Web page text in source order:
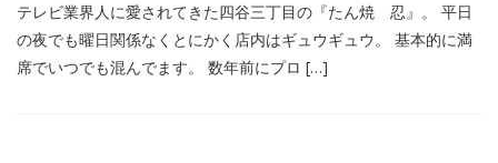
テレビ業界人に愛されてきた四谷三丁目の『たん焼 忍』。 平日
の夜でも曜日関係なくとにかく店内はギュウギュウ。 基本的に満
席でいつでも混んでます。 数年前にプロ […]